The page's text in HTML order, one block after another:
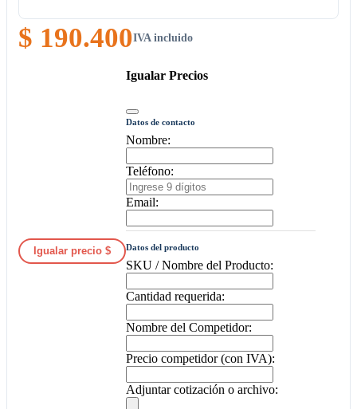
$ 190.400IVA incluido
Igualar precio $
Igualar Precios
Datos de contacto
Nombre:
Teléfono:
Email:
Datos del producto
SKU / Nombre del Producto:
Cantidad requerida:
Nombre del Competidor:
Precio competidor (con IVA):
Adjuntar cotización o archivo: